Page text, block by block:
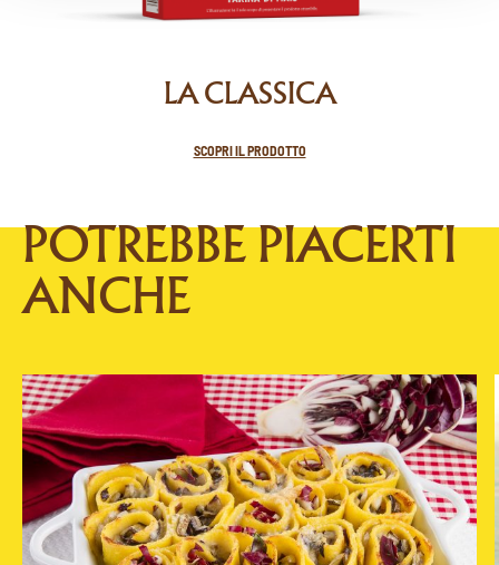
LA CLASSICA
SCOPRI IL PRODOTTO
POTREBBE PIACERTI
ANCHE